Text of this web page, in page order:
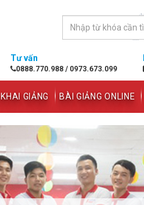
Tư vấn
0888.770.988 /0973.673.099
GIẢNG BÀI GIẢNG ONLINE